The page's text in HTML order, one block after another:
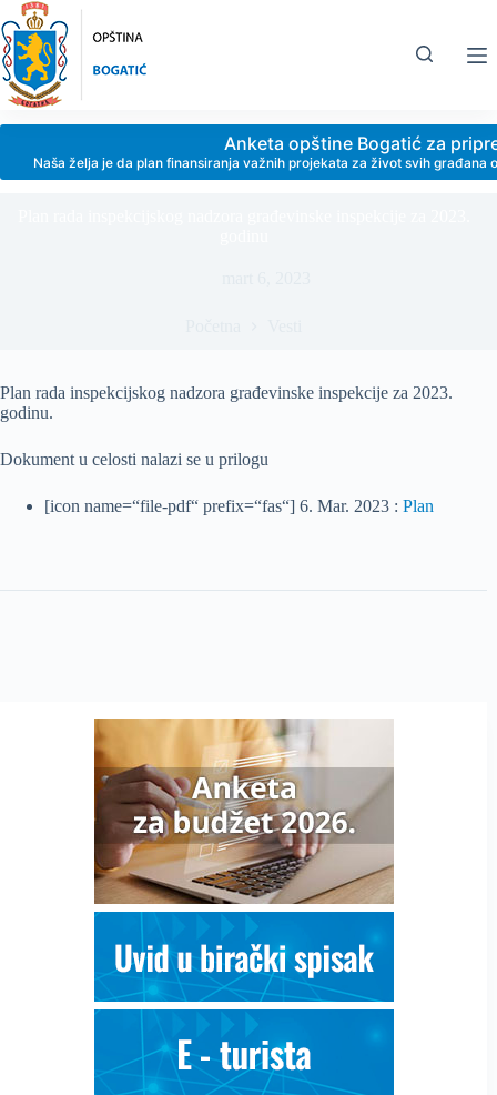
Skip
to
content
Anketa opštine Bogatić za
Naša želja je da plan finansiranja važnih projekata za život svih
Plan rada inspekcijskog nadzora građevinske inspekcije za 2023.
godinu.
Dokument u celosti nalazi se u prilogu
[icon name=“file-pdf“ prefix=“fas“] 6. Mar. 2023 : Plan